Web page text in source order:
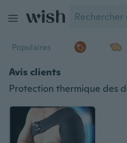
Populaires
Avis clients